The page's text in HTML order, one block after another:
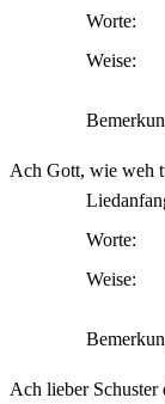
Worte:
Weise:
Ach Gott, wie weh
Worte:
Weise:
Ach lieber Schuster